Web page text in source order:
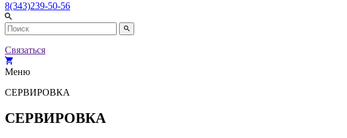
8(343)239-50-56
Связаться
Меню
СЕРВИРОВКА
СЕРВИРОВКА